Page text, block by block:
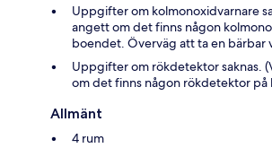
Uppgifter om kolmonoxidvarnare
angett om det finns någon
boendet. Överväg att ta en bärbar
Uppgifter om rökdetektor saknas.
om det finns någon rökdetektor
Allmänt
4 rum